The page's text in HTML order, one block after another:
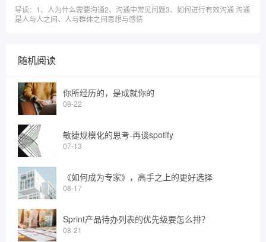
导读：1、人为什么需要沟通2、沟通中常见问题3、如何进行有效沟通 沟通
是人与人之间、人与群体之间思想与感情
随机阅读
你所经历的，是成就你的
08-22
敏捷规模化的思考-再谈spotify
07-13
《如何成为专家》，高手之上的更好选择
08-17
Sprint产品待办列表的优先级要怎么排？
08-21